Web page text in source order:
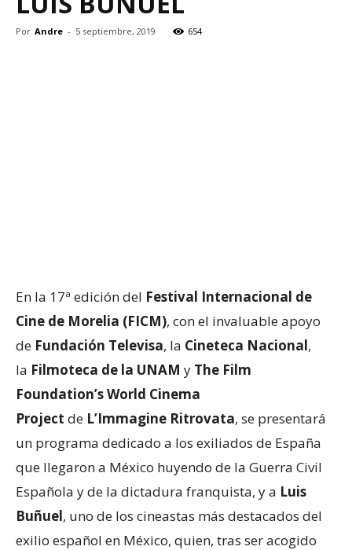
Por Andre - 5 septiembre, 2019 654
En la 17ª edición del Festival Internacional de
Cine de Morelia (FICM), con el invaluable apoyo
de Fundación Televisa, la Cineteca Nacional,
la Filmoteca de la UNAM y The Film
Foundation’s World Cinema
Project de L’Immagine Ritrovata, se presentará
un programa dedicado a los exiliados de España
que llegaron a México huyendo de la Guerra Civil
Española y de la dictadura franquista, y a Luis
Buñuel, uno de los cineastas más destacados del
exilio español en México, quien, tras ser acogido